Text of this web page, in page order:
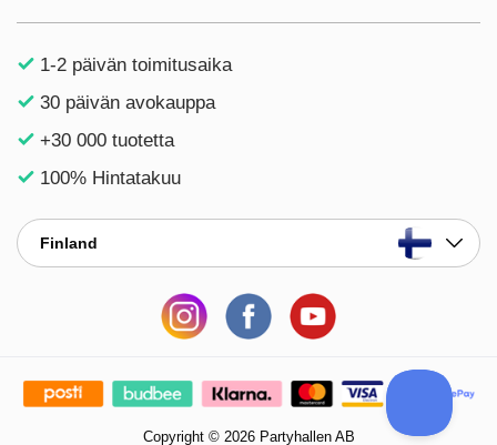
1-2 päivän toimitusaika
30 päivän avokauppa
+30 000 tuotetta
100% Hintatakuu
Finland
Copyright © 2026 Partyhallen AB